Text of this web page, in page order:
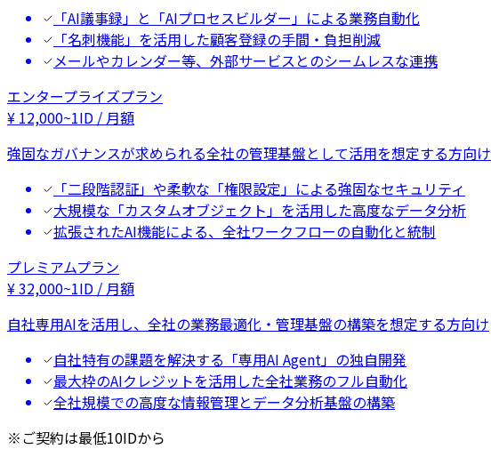
「AI議事録」と「AIプロセスビルダー」による業務自動化
「名刺機能」を活用した顧客登録の手間・負担削減
メールやカレンダー等、外部サービスとのシームレスな連携
エンタープライズプラン
¥ 12,000~1ID / 月額
強固なガバナンスが求められる全社の管理基盤として活用を想定する方向け
「二段階認証」や柔軟な「権限設定」による強固なセキュリティ
大規模な「カスタムオブジェクト」を活用した高度なデータ分析
拡張されたAI機能による、全社ワークフローの自動化と統制
プレミアムプラン
¥32,000~1ID / 月額
自社専用AIを活用し、全社の業務最適化・管理基盤の構築を想定する方向け
自社特有の課題を解決する「専用AI Agent」の独自開発
最大枠のAIクレジットを活用した全社業務のフル自動化
全社規模での高度な情報管理とデータ分析基盤の構築
※ご契約は最低10IDから